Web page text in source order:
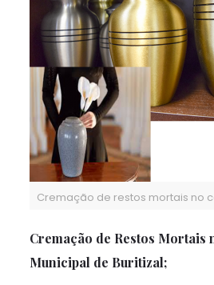
Cremação de restos mortais no
Cremação de Restos Mortais
Municipal de Buritizal;